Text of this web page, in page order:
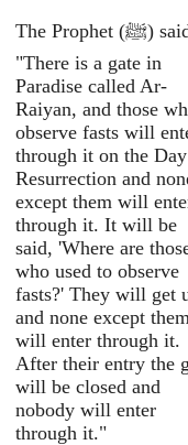
The Prophet (ﷺ) said,
"There is a gate in
Paradise called Ar-
Raiyan, and those
observe fasts will
through it on the
Resurrection and
except them will
through it. It will be
said, 'Where are
who used to observe
fasts?' They will get
and none except
will enter through it.
After their entry the
will be closed and
nobody will enter
through it."